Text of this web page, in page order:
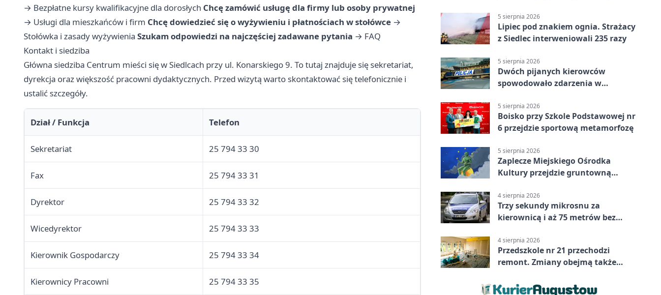
→ Bezpłatne kursy kwalifikacyjne dla dorosłych Chcę zamówić usługę dla firmy lub osoby prywatnej
→ Usługi dla mieszkańców i firm Chcę dowiedzieć się o wyżywieniu i płatnościach w stołówce →
Stołówka i zasady wyżywienia Szukam odpowiedzi na najczęściej zadawane pytania → FAQ
Kontakt i siedziba
Główna siedziba Centrum mieści się w Siedlcach przy ul. Konarskiego 9. To tutaj znajduje się sekretariat,
dyrekcja oraz większość pracowni dydaktycznych. Przed wizytą warto skontaktować się telefonicznie i
ustalić szczegóły.
Dział / Funkcja Telefon
Sekretariat 25 794 33 30
Fax 25 794 33 31
Dyrektor 25 794 33 32
Wicedyrektor 25 794 33 33
Kierownik Gospodarczy 25 794 33 34
Kierownicy Pracowni 25 794 33 35
5 sierpnia 2026
Lipiec pod znakiem ognia. Strażacy
z Siedlec interweniowali 235 razy
5 sierpnia 2026
Dwóch pijanych kierowców
spowodowało zdarzenia w
5 sierpnia 2026
Boisko przy Szkole Podstawowej nr
6 przejdzie sportową metamorfozę
5 sierpnia 2026
Zaplecze Miejskiego Ośrodka
Kultury przejdzie gruntowną
4 sierpnia 2026
Trzy sekundy mikrosnu za
kierownicą i aż 75 metrów bez
4 sierpnia 2026
Przedszkole nr 21 przechodzi
remont. Zmiany obejmą także